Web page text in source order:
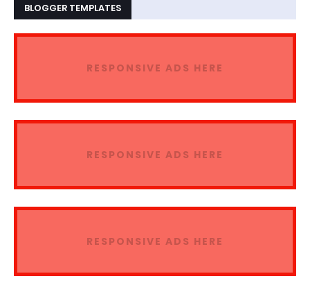
BLOGGER TEMPLATES
RESPONSIVE ADS HERE
RESPONSIVE ADS HERE
RESPONSIVE ADS HERE